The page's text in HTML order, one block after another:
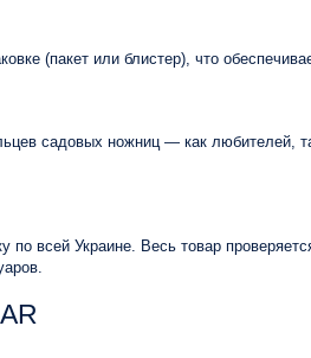
(пакет или блистер), что
садовых ножниц — как любителей,
по всей Украине. Весь товар